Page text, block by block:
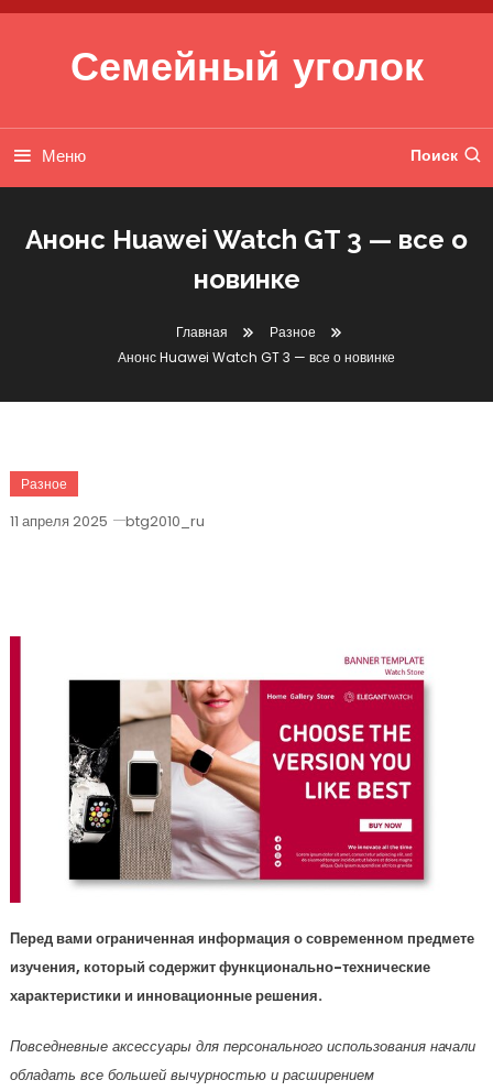
Перейти к содержимому
Семейный уголок
Меню Поиск
Анонс Huawei Watch GT 3 — все о
новинке
Главная
Разное
Анонс Huawei Watch GT 3 — все о новинке
Разное
11 апреля 2025 btg2010_ru
Перед вами ограниченная информация о современном предмете
изучения, который содержит функционально-технические
характеристики и инновационные решения.
Повседневные аксессуары для персонального использования начали
обладать все большей вычурностью и расширением